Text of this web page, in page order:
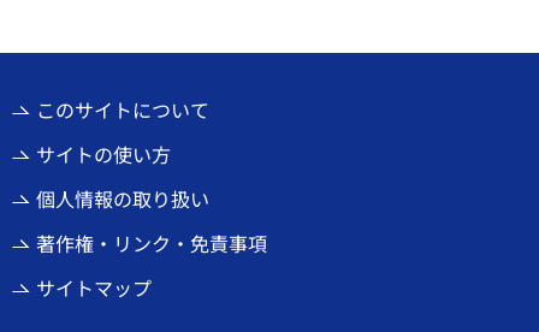
このサイトについて
サイトの使い方
個人情報の取り扱い
著作権・リンク・免責事項
サイトマップ